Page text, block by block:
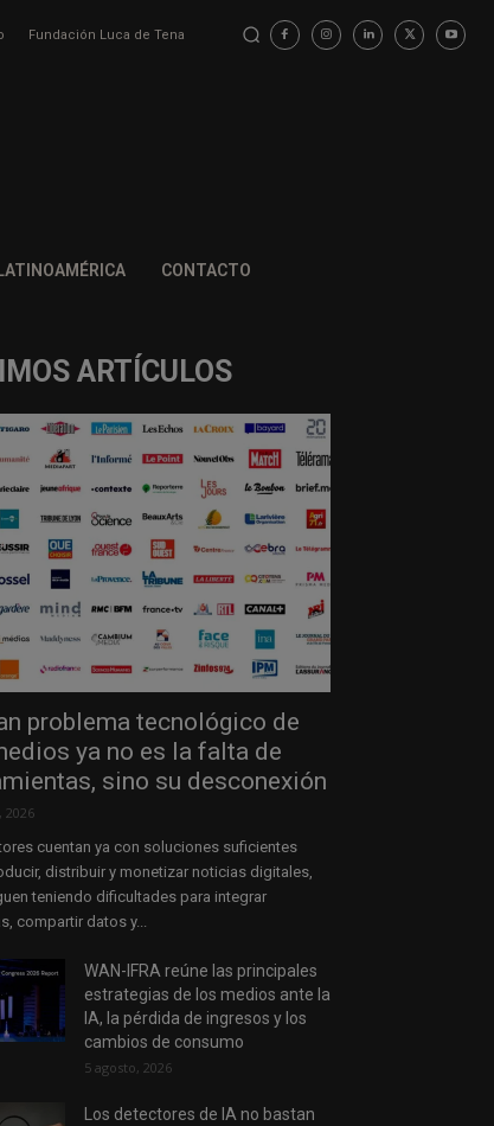
Fundación Luca de Tena
LATINOAMÉRICA CONTACTO
ARTÍCULOS
problema tecnológico de
ya no es la falta de
sino su desconexión
2026
cuentan ya con soluciones suficientes
distribuir y monetizar noticias digitales,
teniendo dificultades para integrar
compartir datos y...
WAN-IFRA reúne las principales
estrategias de los medios ante la
IA, la pérdida de ingresos y los
cambios de consumo
5 agosto, 2026
Los detectores de IA no bastan